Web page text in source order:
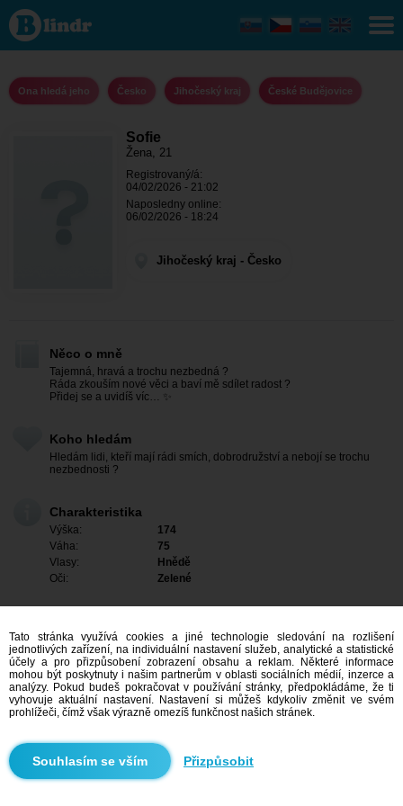
Sofie - Ona
hledá jeho
Jihočeský
kraj -
Budějovice
Ona hledá jeho Česko Jihočeský kraj České Budějovice
Sofie
Žena, 21
Registrovaný/á:
04/02/2026 - 21:02
Naposledny online:
06/02/2026 - 18:24
Jihočeský kraj - Česko
Něco o mně
Tajemná, hravá a trochu nezbedná ?
Ráda zkouším nové věci a baví mě sdílet radost ?
Přidej se a uvidíš víc… ✨
Koho hledám
Hledám lidi, kteří mají rádi smích, dobrodružství a nebojí se trochu
nezbednosti ?
Charakteristika
Výška:
174
Váha:
75
Vlasy:
Hnědě
Oči:
Zelené
Mám zájem
Tato stránka využívá cookies a jiné technologie sledování na rozlišení
jednotlivých zařízení, na individuální nastavení služeb, analytické a statistické
účely a pro přizpůsobení zobrazení obsahu a reklam. Některé informace
mohou být poskytnuty i našim partnerům v oblasti sociálních médií, inzerce a
analýzy. Pokud budeš pokračovat v používání stránky, předpokládáme, že ti
vyhovuje aktuální nastavení. Nastavení si můžeš kdykoliv změnit ve svém
prohlížeči, čímž však výrazně omezíš funkčnost našich stránek.
Přizpůsobit